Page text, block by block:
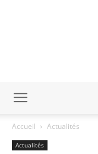
Accueil Actualités
Actualités